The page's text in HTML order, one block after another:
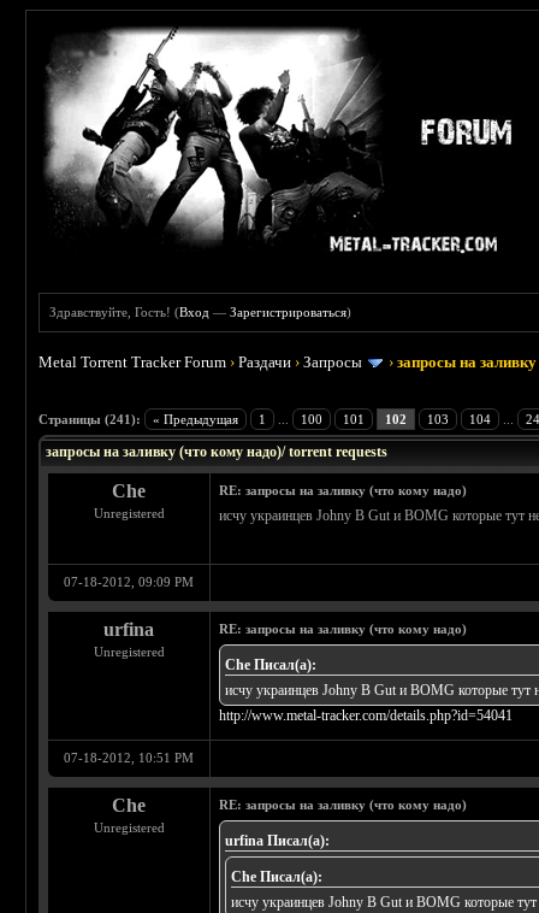
Здравствуйте, Гость! (Вход —Зарегистрироваться)
Metal Torrent Tracker Forum ›Раздачи ›Запросы ›запросы на
Страницы (241): « Предыдущая 1 100 101 102 103 104
запросы на заливку (что кому надо)/ torrent requests
Che
Unregistered
RE: запросы на заливку (что кому надо)
исчу украинцев Johny B Gut и BOMG которые тут
07-18-2012, 09:09 PM
urfina
Unregistered
RE: запросы на заливку (что кому надо)
Che Писал(а):
исчу украинцев Johny B Gut и BOMG которые
http://www.metal-tracker.com/details.php?id=54041
07-18-2012, 10:51 PM
Che
Unregistered
RE: запросы на заливку (что кому надо)
urfina Писал(а):
Che Писал(а):
исчу украинцев Johny B Gut и BOMG которые